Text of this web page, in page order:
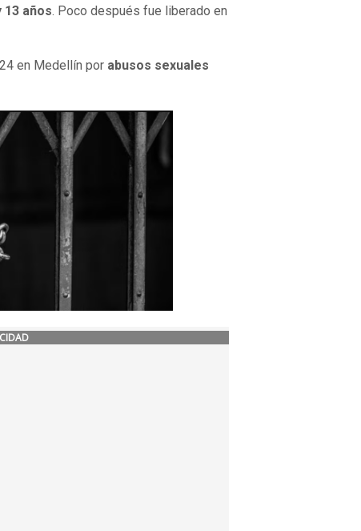
13 años. Poco después fue liberado en
en Medellín por abusos sexuales